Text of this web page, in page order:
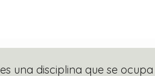
es una disciplina que se